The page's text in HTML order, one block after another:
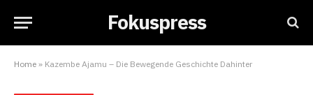
Fokuspress
Home » Kazembe Ajamu – Die Bewegende Geschichte Dahinter